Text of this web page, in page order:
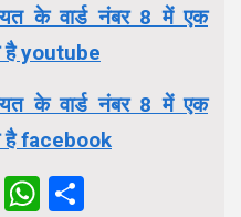
के वार्ड नंबर 8 में एक
है youtube
के वार्ड नंबर 8 में एक
है facebook
Telegram
WhatsApp